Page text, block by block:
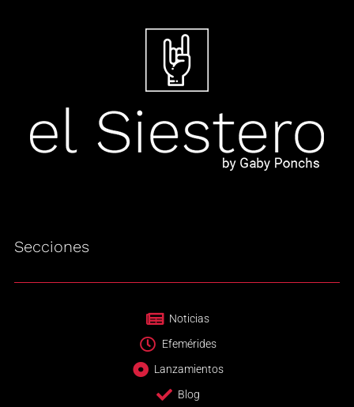
Secciones
Noticias
Efemérides
Lanzamientos
Blog